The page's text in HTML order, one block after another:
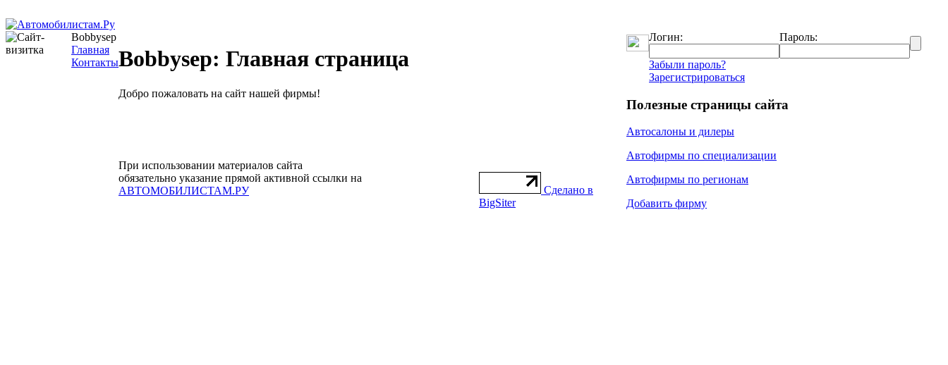
Bobbysep
Главная
КонтактыBobbysep: Главная страница
Добро пожаловать на сайт нашей фирмы!
При использовании материалов сайта
обязательно указание прямой активной ссылки на
АВТОМОБИЛИСТАМ.РУ
Сделано в
BigSiter
Логин: Пароль:
Забыли пароль?
Зарегистрироваться
Полезные страницы сайта
Автосалоны и дилеры
Автофирмы по специализации
Автофирмы по регионам
Добавить фирму